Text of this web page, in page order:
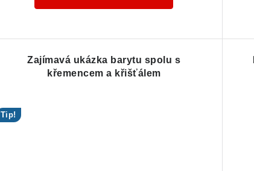
Zajímavá ukázka barytu spolu s
křemencem a křišťálem
Tip!